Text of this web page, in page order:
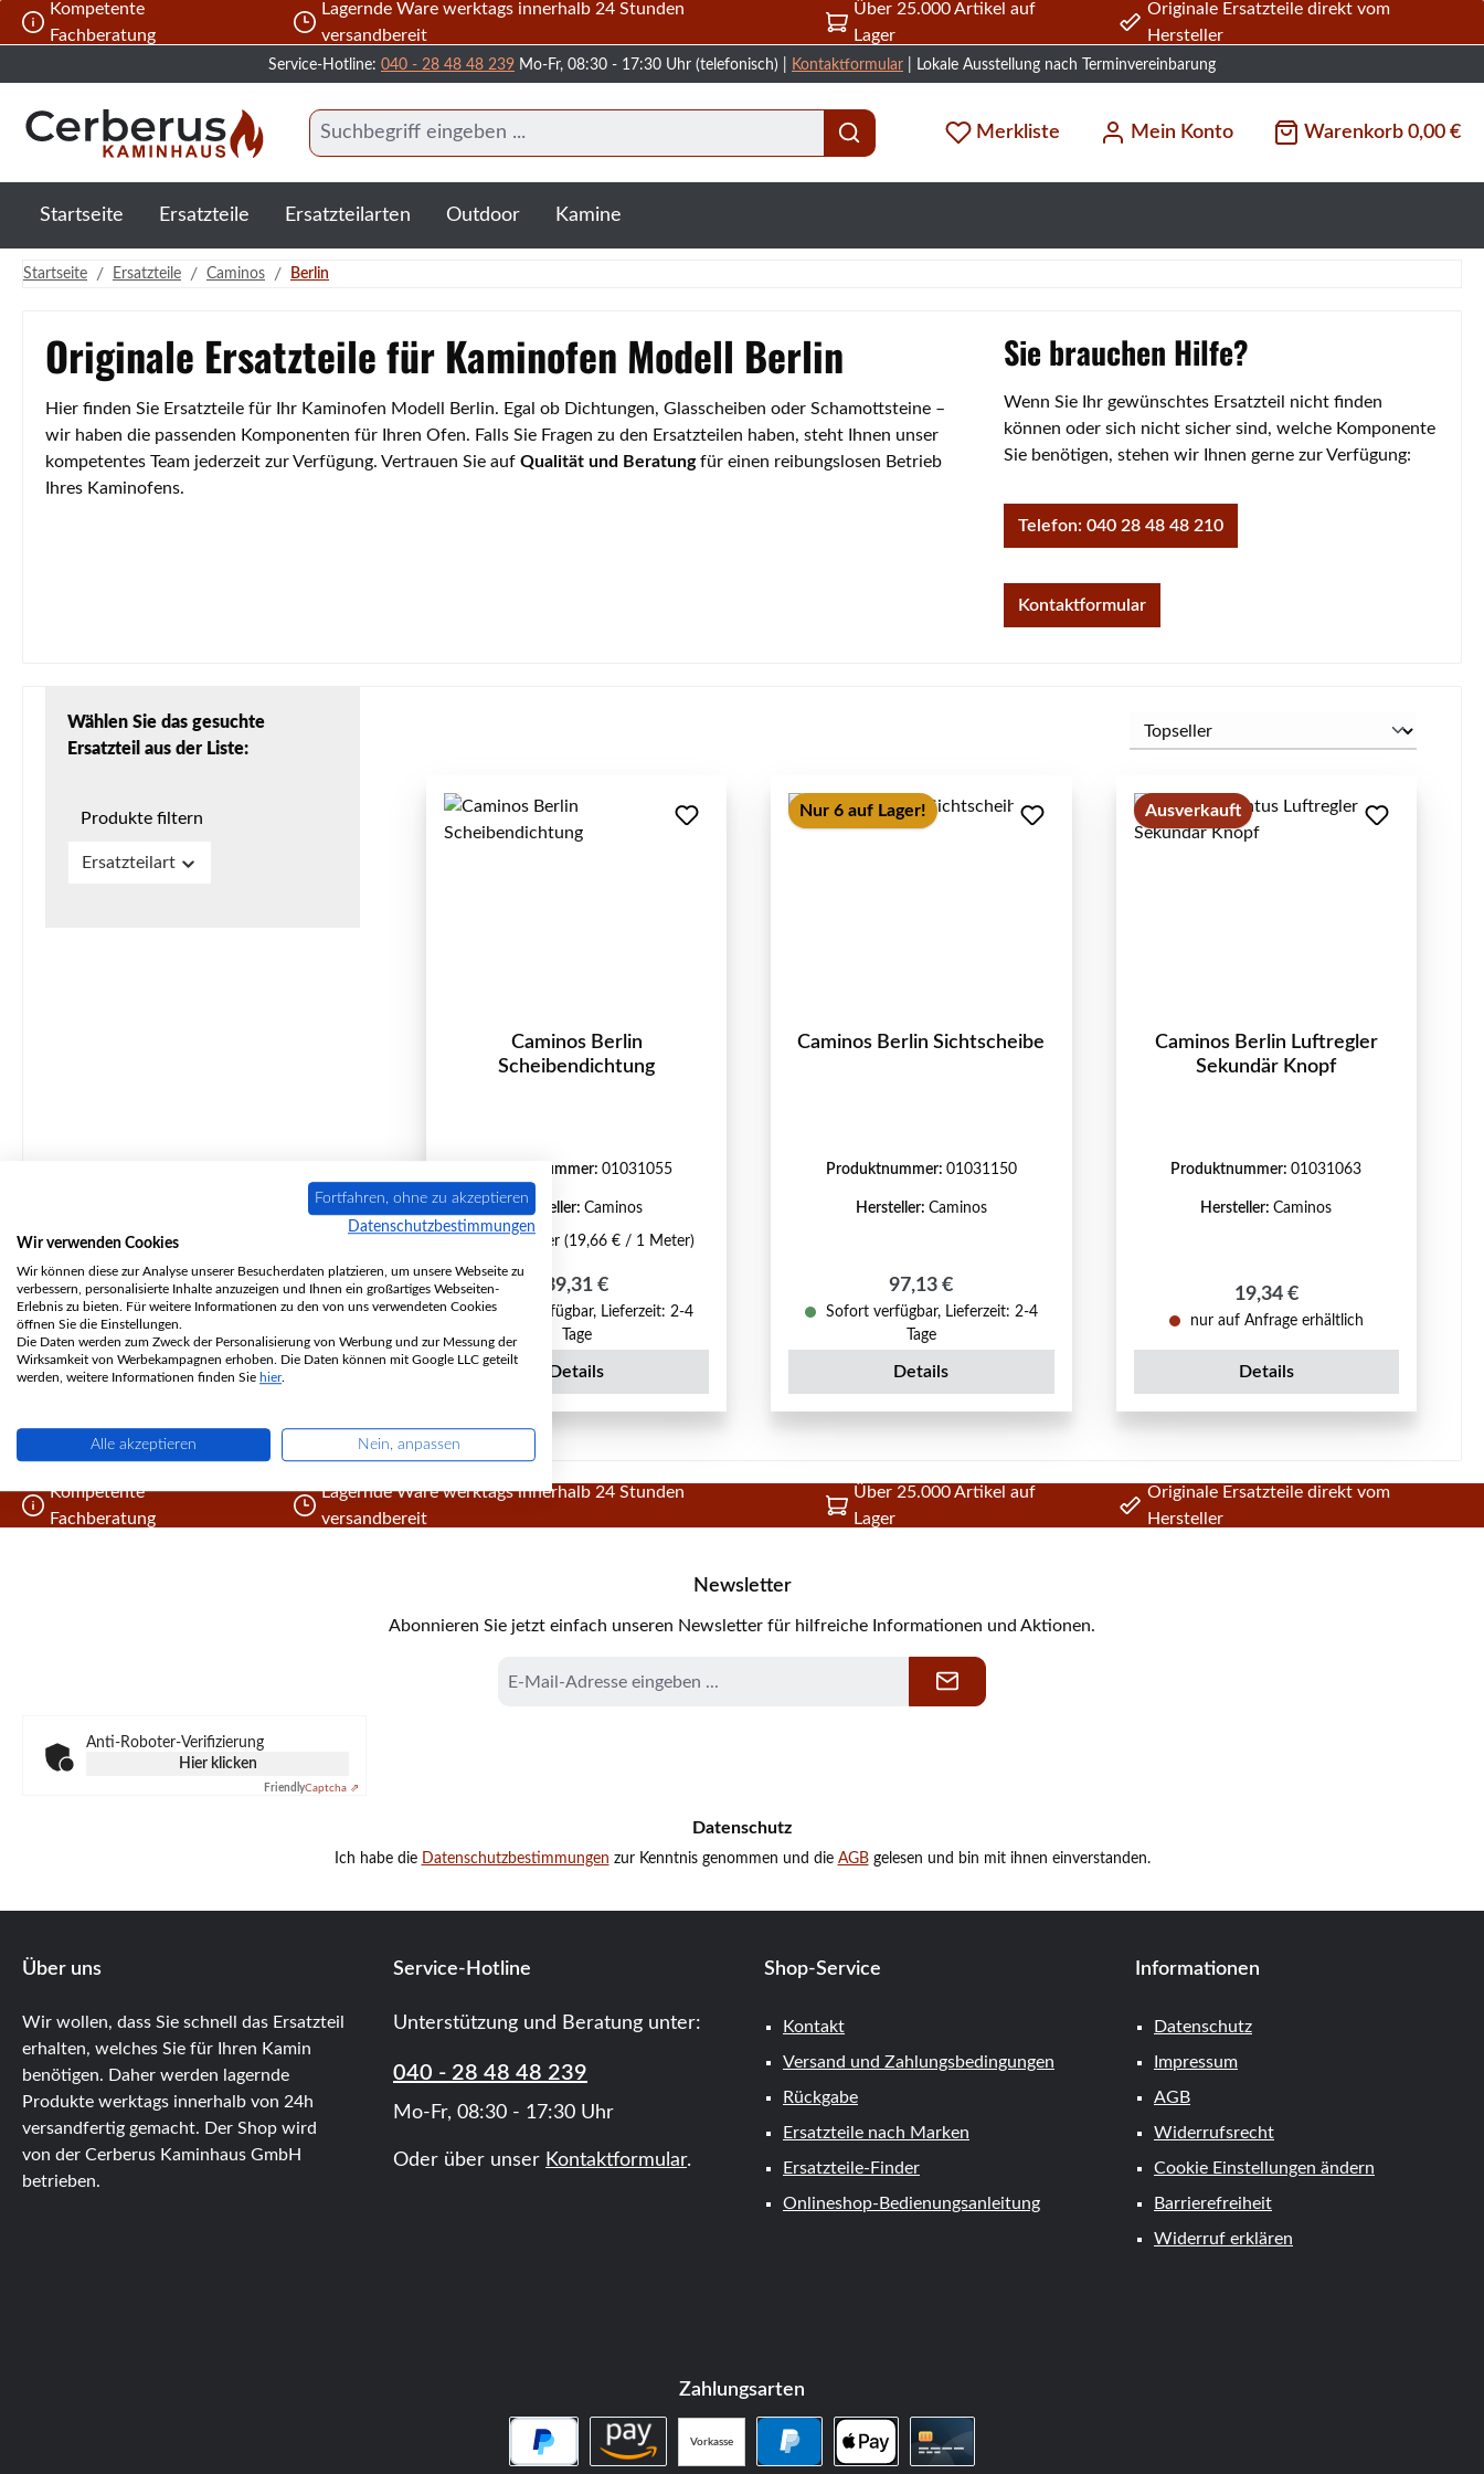
Hauptinhalt springen
Zur Suche springen
Zur Hauptnavigation springen
Kompetente
Fachberatung
Lagernde Ware werktags innerhalb 24 Stunden
versandbereit
Über 25.000 Artikel auf
Lager
Originale Ersatzteile direkt vom
Hersteller
Service-Hotline: 040 - 28 48 48 239 Mo-Fr, 08:30 - 17:30 Uhr (telefonisch) | Kontaktformular | Lokale Ausstellung nach Terminvereinbarung
Merkliste Mein Konto Warenkorb 0,00 €
Startseite Ersatzteile Ersatzteilarten Outdoor Kamine
Startseite / Ersatzteile / Caminos / Berlin
Originale Ersatzteile für Kaminofen Modell Berlin
Hier finden Sie Ersatzteile für Ihr Kaminofen Modell Berlin. Egal ob Dichtungen, Glasscheiben oder Schamottsteine –
wir haben die passenden Komponenten für Ihren Ofen. Falls Sie Fragen zu den Ersatzteilen haben, steht Ihnen unser
kompetentes Team jederzeit zur Verfügung. Vertrauen Sie auf Qualität und Beratungfür einen reibungslosen Betrieb
Ihres Kaminofens.
Sie brauchen Hilfe?
Wenn Sie Ihr gewünschtes Ersatzteil nicht finden
können oder sich nicht sicher sind, welche Komponente
Sie benötigen, stehen wir Ihnen gerne zur Verfügung:
Telefon: 040 28 48 48 210
Kontaktformular
Wählen Sie das gesuchte
Ersatzteil aus der Liste:
Produkte filtern
Ersatzteilart
Caminos Berlin
Scheibendichtung
Produktnummer: 01031055
Hersteller: Caminos
2 Meter (19,66 € / 1 Meter)
Regulärer Preis:
39,31 €
Sofort verfügbar, Lieferzeit: 2-4
Tage
Details
Nur 6 auf Lager!
Caminos Berlin Sichtscheibe
Produktnummer: 01031150
Hersteller: Caminos
Regulärer Preis:
97,13 €
Sofort verfügbar, Lieferzeit: 2-4
Tage
Details
Ausverkauft
Caminos Berlin Luftregler
Sekundär Knopf
Produktnummer:01031063
Hersteller:Caminos
Regulärer Preis:
19,34 €
nur auf Anfrage erhältlich
Details
Kompetente
Fachberatung
Lagernde Ware werktags innerhalb 24 Stunden
versandbereit
Über 25.000 Artikel auf
Lager
Originale Ersatzteile direkt vom
Hersteller
Newsletter
Abonnieren Sie jetzt einfach unseren Newsletter für hilfreiche Informationen und Aktionen.
Mail-
Anti-Roboter-Verifizierung
Hier klicken
FriendlyCaptcha ⇗
Datenschutz
Ich habe die Datenschutzbestimmungen zur Kenntnis genommen und die AGBgelesen und bin mit ihnen einverstanden.
Über uns
Wir wollen, dass Sie schnell das Ersatzteil
erhalten, welches Sie für Ihren Kamin
benötigen. Daher werden lagernde
Produkte werktags innerhalb von 24h
versandfertig gemacht. Der Shop wird
von der Cerberus Kaminhaus GmbH
betrieben.
Service-Hotline
Unterstützung und Beratung unter:
040 - 28 48 48 239
Mo-Fr, 08:30 - 17:30 Uhr
Oder über unser Kontaktformular.
Shop-Service
Kontakt
Versand und Zahlungsbedingungen
Rückgabe
Ersatzteile nach Marken
Ersatzteile-Finder
Onlineshop-Bedienungsanleitung
Informationen
Datenschutz
Impressum
AGB
Widerrufsrecht
Cookie Einstellungen ändern
Barrierefreiheit
Widerruf erklären
Zahlungsarten
Vorkasse
Fortfahren, ohne zu akzeptieren
Datenschutzbestimmungen
Wir verwenden Cookies
Wir können diese zur Analyse unserer Besucherdaten platzieren, um unsere Webseite zu
verbessern, personalisierte Inhalte anzuzeigen und Ihnen ein großartiges Webseiten-
Erlebnis zu bieten. Für weitere Informationen zu den von uns verwendeten Cookies
öffnen Sie die Einstellungen.
Die Daten werden zum Zweck der Personalisierung von Werbung und zur Messung der
Wirksamkeit von Werbekampagnen erhoben. Die Daten können mit Google LLC geteilt
werden, weitere Informationen finden Sie hier.
Alle akzeptieren Nein, anpassen